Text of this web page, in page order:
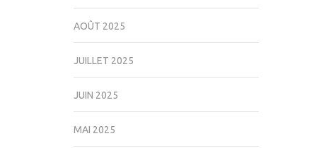
AOÛT 2025
JUILLET 2025
JUIN 2025
MAI 2025